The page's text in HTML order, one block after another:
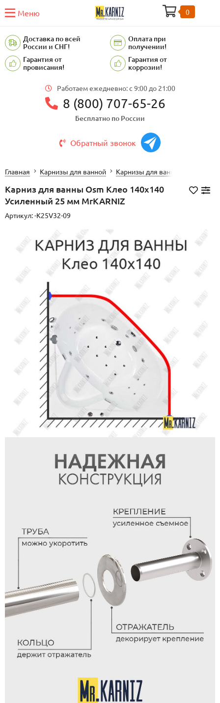
Меню 0
Доставка по всей
России и СНГ!
Оплата при
получении!
Гарантия от
провисания!
Гарантия от
коррозии!
Работаем ежедневно: c 9:00 до 21:00
8 (800) 707-65-26
Бесплатно по России
Обратный звонок
Главная Карнизы для ванной Карнизы для ванной OSM
Карниз для ванны Osm Клео 140х140
Усиленный 25 мм MrKARNIZ
Артикул:-K25V32-09